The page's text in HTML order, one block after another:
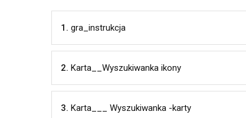
1. gra_instrukcja
2. Karta__Wyszukiwanka ikony
3. Karta___ Wyszukiwanka -karty